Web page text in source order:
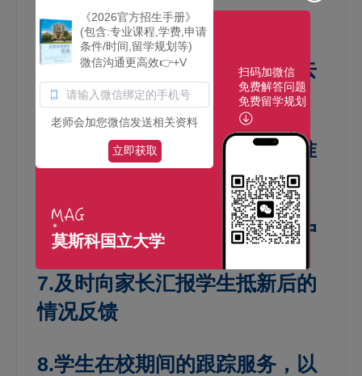
学手续
4.帮助学生在抵达后的第二天去
指定的医院体检
5.帮助学生到移民厅办理学生准
6.帮助学生在银行开立银行帐户
7.及时向家长汇报学生抵新后的
情况反馈
8.学生在校期间的跟踪服务，以
《2026官方招生手册》
(包含:专业课程,学费,申请
条件/时间,留学规划等)
微信沟通更高效👉+V
老师会加您微信发送相关资料
立即获取
莫斯科国立大学
扫码加微信
免费解答问题
免费留学规划